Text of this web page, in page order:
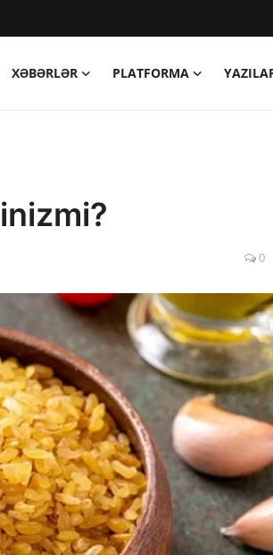
XƏBƏRLƏR PLATFORMA
0